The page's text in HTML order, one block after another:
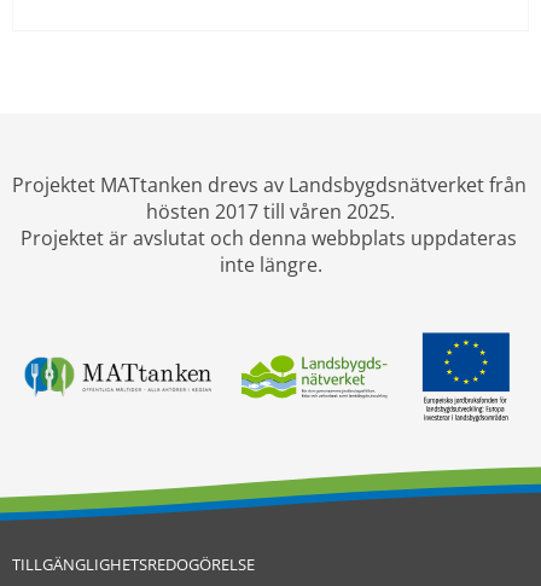
Projektet MATtanken drevs av Landsbygdsnätverket från
hösten 2017 till våren 2025.
Projektet är avslutat och denna webbplats uppdateras
inte längre.
TILLGÄNGLIGHETSREDOGÖRELSE